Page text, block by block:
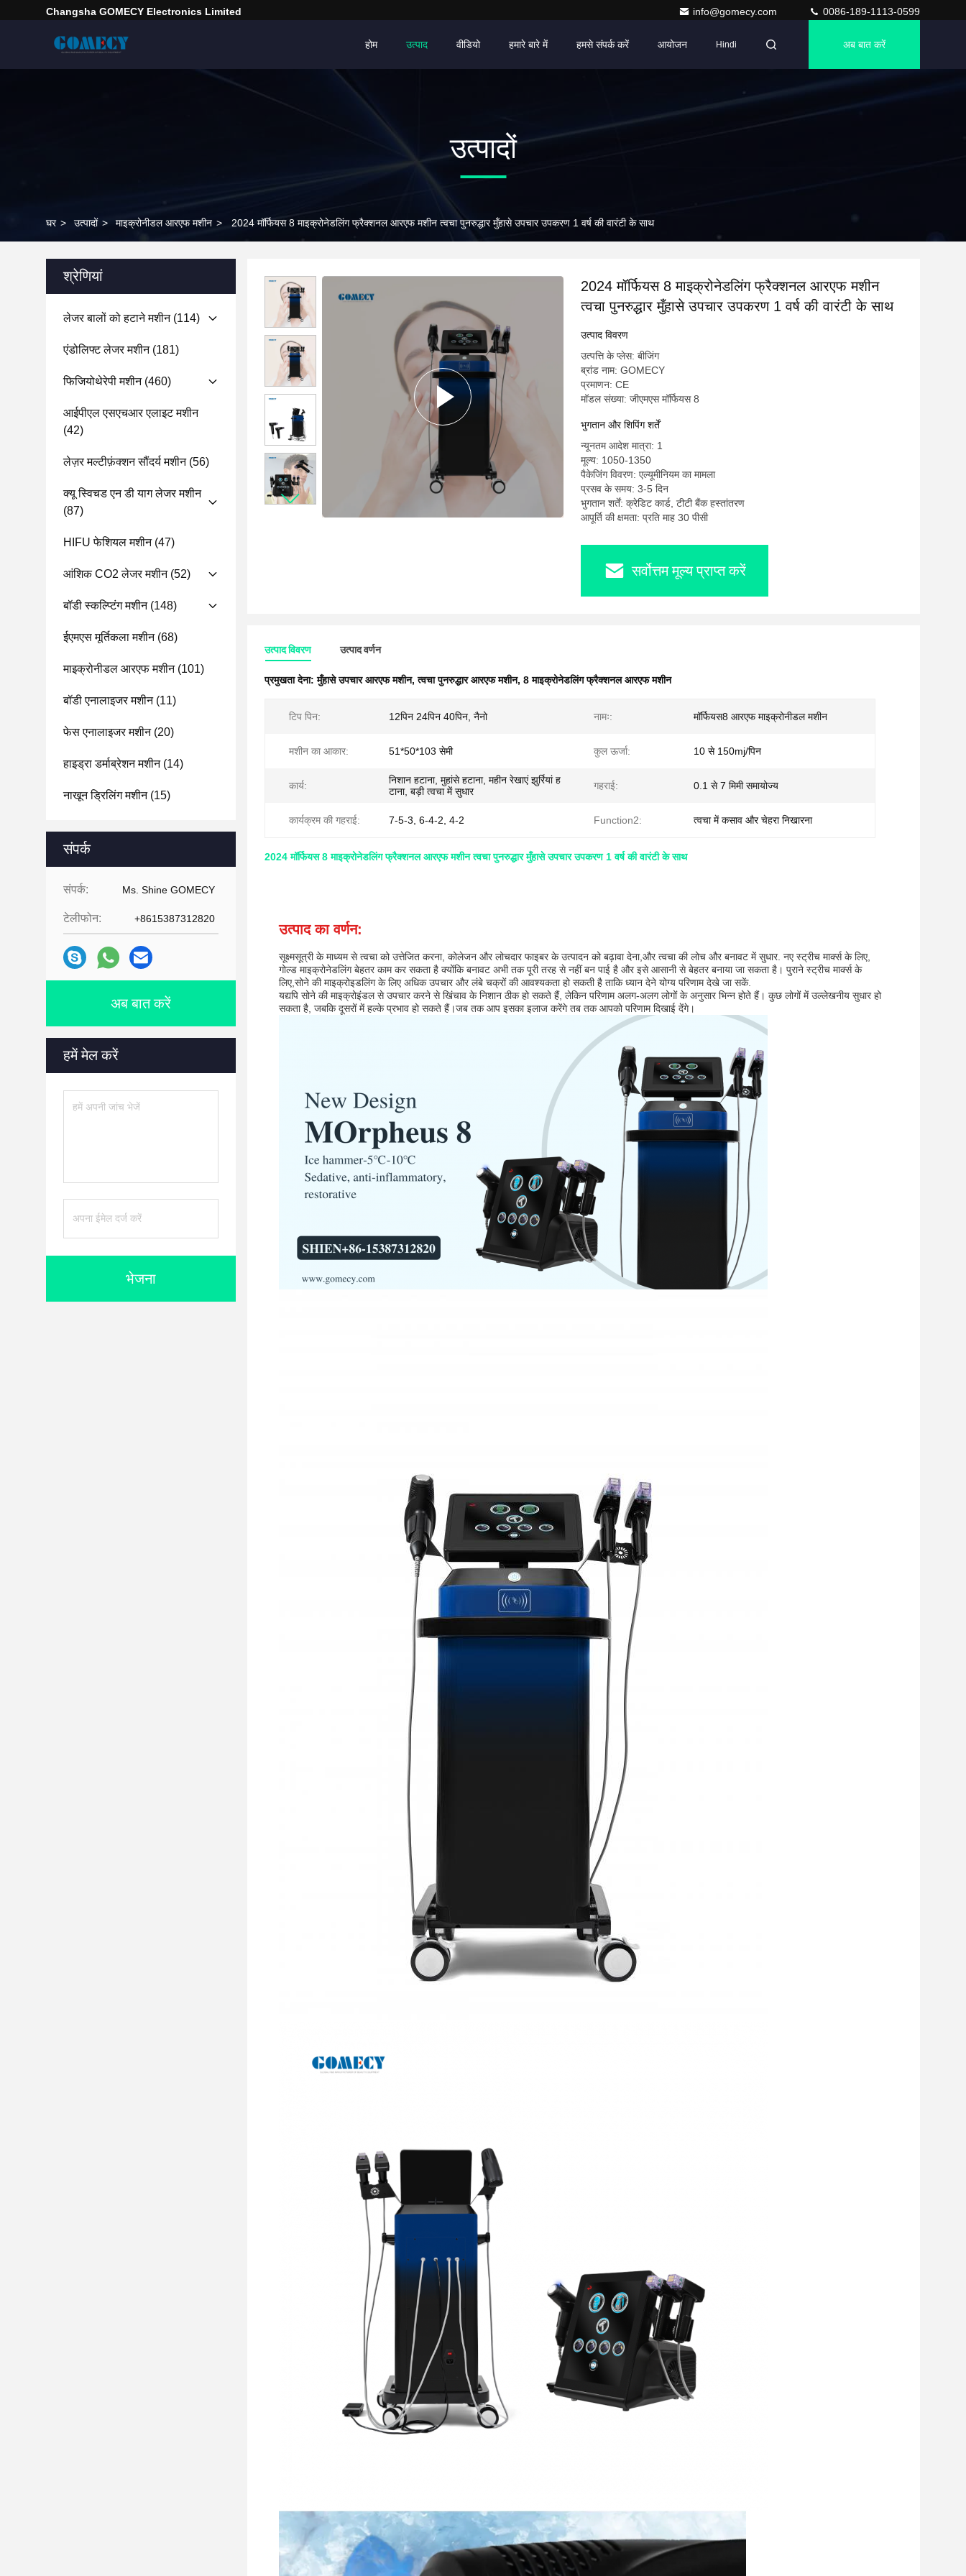
Changsha GOMECY Electronics Limited info@gomecy.com 0086-189-1113-0599
होम उत्पाद वीडियो हमारे बारे में हमसे संपर्क करें आयोजन Hindi अब बात करें
उत्पादों
घर > उत्पादों > माइक्रोनीडल आरएफ मशीन > 2024 मॉर्फियस 8 माइक्रोनेडलिंग फ्रैक्शनल आरएफ मशीन त्वचा पुनरुद्धार मुँहासे उपचार उपकरण 1 वर्ष की वारंटी के साथ
श्रेणियां
लेजर बालों को हटाने मशीन(114)
एंडोलिफ्ट लेजर मशीन(181)
फिजियोथेरेपी मशीन(460)
आईपीएल एसएचआर एलाइट मशीन
(42)
लेज़र मल्टीफ़ंक्शन सौंदर्य मशीन(56)
क्यू स्विचड एन डी याग लेजर मशीन
(87)
HIFU फेशियल मशीन(47)
आंशिक CO2 लेजर मशीन(52)
बॉडी स्कल्प्टिंग मशीन(148)
ईएमएस मूर्तिकला मशीन(68)
माइक्रोनीडल आरएफ मशीन(101)
बॉडी एनालाइजर मशीन(11)
फेस एनालाइजर मशीन(20)
हाइड्रा डर्माब्रेशन मशीन(14)
नाखून ड्रिलिंग मशीन(15)
संपर्क
संपर्क: Ms. Shine GOMECY
टेलीफोन: +8615387312820
अब बात करें
हमें मेल करें
भेजना
2024 मॉर्फियस 8 माइक्रोनेडलिंग फ्रैक्शनल आरएफ मशीन
त्वचा पुनरुद्धार मुँहासे उपचार उपकरण 1 वर्ष की वारंटी के साथ
उत्पाद विवरण
उत्पत्ति के प्लेस: बीजिंग
ब्रांड नाम: GOMECY
प्रमाणन: CE
मॉडल संख्या: जीएमएस मॉर्फियस 8
भुगतान और शिपिंग शर्तें
न्यूनतम आदेश मात्रा: 1
मूल्य: 1050-1350
पैकेजिंग विवरण: एल्यूमीनियम का मामला
प्रसव के समय: 3-5 दिन
भुगतान शर्तें: क्रेडिट कार्ड, टीटी बैंक हस्तांतरण
आपूर्ति की क्षमता: प्रति माह 30 पीसी
सर्वोत्तम मूल्य प्राप्त करें
उत्पाद विवरण उत्पाद वर्णन
प्रमुखता देना:मुँहासे उपचार आरएफ मशीन,त्वचा पुनरुद्धार आरएफ मशीन, 8 माइक्रोनेडलिंग फ्रैक्शनल आरएफ मशीन
टिप पिन: 12पिन 24पिन 40पिन, नैनो नामः: मॉर्फियस8 आरएफ माइक्रोनीडल मशीन
मशीन का आकार: 51*50*103 सेमी कुल ऊर्जा: 10 से 150mj/पिन
कार्य:
निशान हटाना, मुहांसे हटाना, महीन रेखाएं झुर्रियां ह
टाना, बड़ी त्वचा में सुधार
गहराई: 0.1 से 7 मिमी समायोज्य
कार्यक्रम की गहराई: 7-5-3, 6-4-2, 4-2 Function2: त्वचा में कसाव और चेहरा निखारना
2024 मॉर्फियस 8 माइक्रोनेडलिंग फ्रैक्शनल आरएफ मशीन त्वचा पुनरुद्धार मुँहासे उपचार उपकरण 1 वर्ष की वारंटी के साथ
उत्पाद का वर्णन:
सूक्ष्मसूत्री के माध्यम से त्वचा को उत्तेजित करना, कोलेजन और लोचदार फाइबर के उत्पादन को बढ़ावा देना,और त्वचा की लोच और बनावट में सुधार. नए स्ट्रीच मार्क्स के लिए,
गोल्ड माइक्रोनेडलिंग बेहतर काम कर सकता है क्योंकि बनावट अभी तक पूरी तरह से नहीं बन पाई है और इसे आसानी से बेहतर बनाया जा सकता है। पुराने स्ट्रीच मार्क्स के
लिए,सोने की माइक्रोइडलिंग के लिए अधिक उपचार और लंबे चक्रों की आवश्यकता हो सकती है ताकि ध्यान देने योग्य परिणाम देखे जा सकें.
यद्यपि सोने की माइक्रोइंडल से उपचार करने से खिंचाव के निशान ठीक हो सकते हैं, लेकिन परिणाम अलग-अलग लोगों के अनुसार भिन्न होते हैं। कुछ लोगों में उल्लेखनीय सुधार हो
सकता है, जबकि दूसरों में हल्के प्रभाव हो सकते हैं।जब तक आप इसका इलाज करेंगे तब तक आपको परिणाम दिखाई देंगे।